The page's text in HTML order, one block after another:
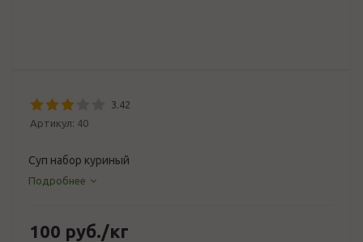
3.42
Артикул: 40
Суп набор куриный
Подробнее
100 руб./кг